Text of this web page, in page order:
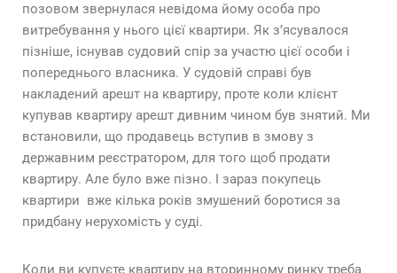
позовом звернулася невідома йому особа про
витребування у нього цієї квартири. Як з’ясувалося
пізніше, існував судовий спір за участю цієї особи і
попереднього власника. У судовій справі був
накладений арешт на квартиру, проте коли клієнт
купував квартиру арешт дивним чином був знятий. Ми
встановили, що продавець вступив в змову з
державним реєстратором, для того щоб продати
квартиру. Але було вже пізно. І зараз покупець
квартири вже кілька років змушений боротися за
придбану нерухомість у суді.
Коли ви купуєте квартиру на вторинному ринку треба